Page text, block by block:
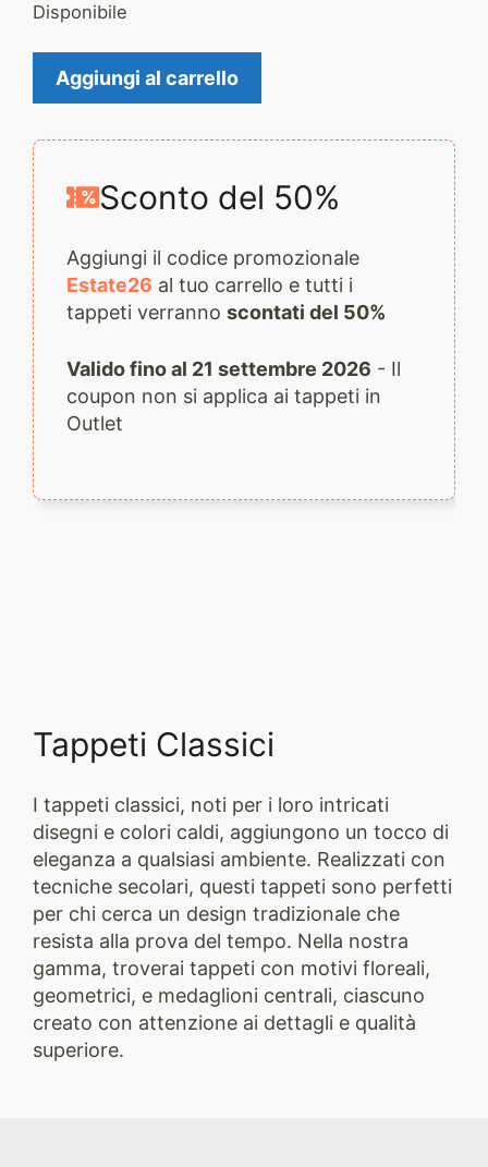
Disponibile
Tappeto
Tabriz
quantità
Aggiungi al carrello
Sconto del 50%
Aggiungi il codice promozionale
Estate26 al tuo carrello e tutti i
tappeti verranno scontati del 50%
Valido fino al 21 settembre 2026 - Il
coupon non si applica ai tappeti in
Outlet
Tappeti Classici
I tappeti classici, noti per i loro intricati
disegni e colori caldi, aggiungono un tocco di
eleganza a qualsiasi ambiente. Realizzati con
tecniche secolari, questi tappeti sono perfetti
per chi cerca un design tradizionale che
resista alla prova del tempo. Nella nostra
gamma, troverai tappeti con motivi floreali,
geometrici, e medaglioni centrali, ciascuno
creato con attenzione ai dettagli e qualità
superiore.